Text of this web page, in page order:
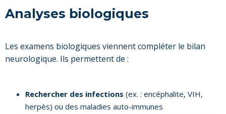
Analyses biologiques
Les examens biologiques viennent compléter le bilan
neurologique. Ils permettent de :
Rechercher des infections (ex. : encéphalite, VIH,
herpès) ou des maladies auto-immunes